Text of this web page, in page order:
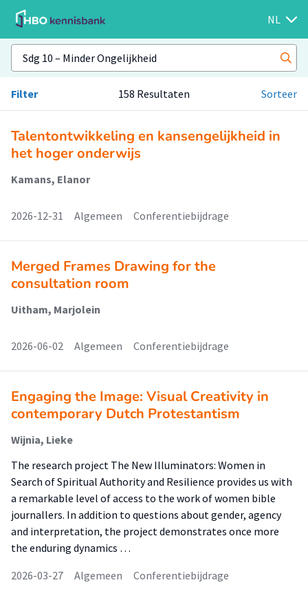
NL
Filter 158 Resultaten Sorteer
Talentontwikkeling en kansengelijkheid in
het hoger onderwijs
Kamans, Elanor
2026-12-31 Algemeen Conferentiebijdrage
Merged Frames Drawing for the
consultation room
Uitham, Marjolein
2026-06-02 Algemeen Conferentiebijdrage
Engaging the Image: Visual Creativity in
contemporary Dutch Protestantism
Wijnia, Lieke
The research project The New Illuminators: Women in
Search of Spiritual Authority and Resilience provides us with
a remarkable level of access to the work of women bible
journallers. In addition to questions about gender, agency
and interpretation, the project demonstrates once more
the enduring dynamics …
2026-03-27
Algemeen Conferentiebijdrage